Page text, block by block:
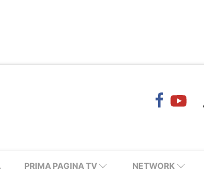
PRIMA PAGINA TV NETWORK